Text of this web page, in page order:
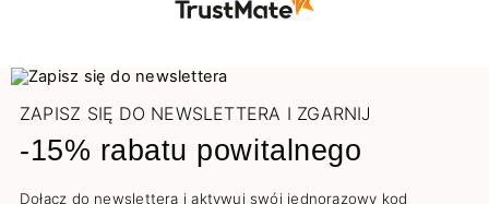
ZAPISZ SIĘ DO NEWSLETTERA I ZGARNIJ
-15% rabatu powitalnego
Dołącz do newslettera i aktywuj swój jednorazowy kod